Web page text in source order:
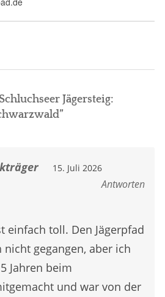
Schluchseer Jägersteig:
”
15. Juli 2026
Antworten
einfach toll. Den Jägerpfad
gegangen, aber ich
Jahren beim
und war von der